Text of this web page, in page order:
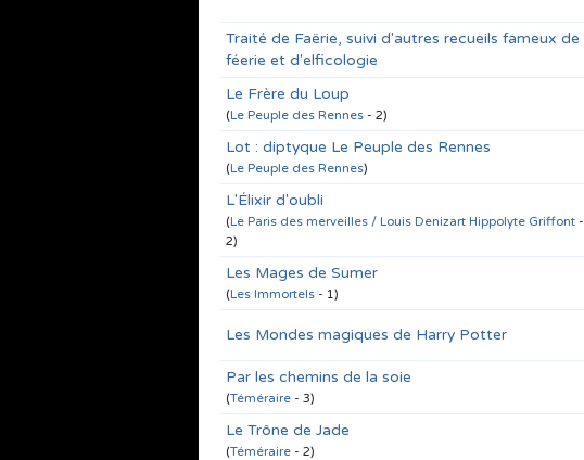
Traité de Faërie, suivi d'autres recueils fameux de
féerie et d'elficologie
Le Frère du Loup
(Le Peuple des Rennes - 2)
Lot : diptyque Le Peuple des Rennes
(Le Peuple des Rennes)
L'Élixir d'oubli
(Le Paris des merveilles / Louis Denizart Hippolyte Griffont -
2)
Les Mages de Sumer
(Les Immortels - 1)
Les Mondes magiques de Harry Potter
Par les chemins de la soie
(Téméraire - 3)
Le Trône de Jade
(Téméraire - 2)